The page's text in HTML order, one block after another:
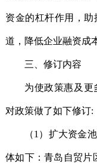
资金的杠杆作用，
道，降低企业融资成
三、修订内容
为使政策惠及更
对政策做了如下修订:
（1）扩大资金
体如下：青岛自贸片